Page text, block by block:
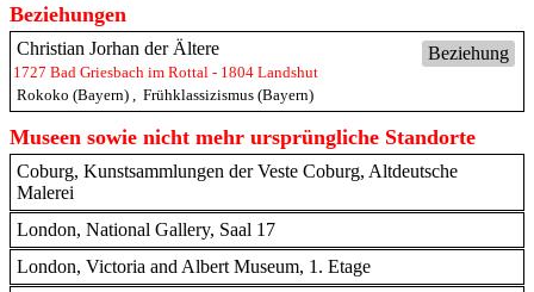
Beziehungen
Beziehung
Christian Jorhan der Ältere
1727 Bad Griesbach im Rottal - 1804 Landshut
Rokoko (Bayern) , Frühklassizismus (Bayern)
Museen sowie nicht mehr ursprüngliche Standorte
Coburg, Kunstsammlungen der Veste Coburg, Altdeutsche
Malerei
London, National Gallery, Saal 17
London, Victoria and Albert Museum, 1. Etage